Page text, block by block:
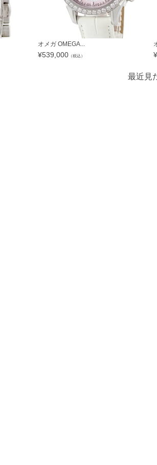
オメガ OMEGA...
¥539,000 （税込） ¥
最近見